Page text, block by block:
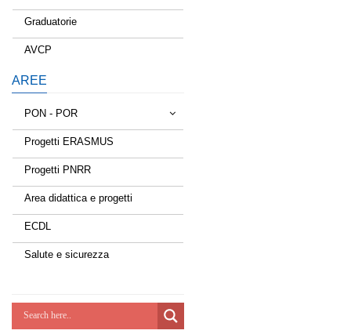
Graduatorie
AVCP
AREE
PON - POR
Tessere la rete
Estate a scuola
Scuola d'estate
Lab Green
Progetti ERASMUS
Progetti PNRR
Area didattica e progetti
ECDL
Salute e sicurezza